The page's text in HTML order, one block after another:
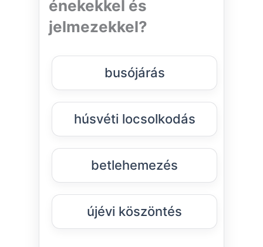
énekekkel és
jelmezekkel?
busójárás
húsvéti locsolkodás
betlehemezés
újévi köszöntés